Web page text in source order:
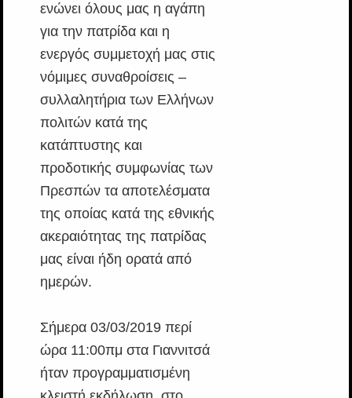
ενώνει όλους μας η αγάπη
για την πατρίδα και η
ενεργός συμμετοχή μας στις
νόμιμες συναθροίσεις –
συλλαλητήρια των Ελλήνων
πολιτών κατά της
κατάπτυστης και
προδοτικής συμφωνίας των
Πρεσπών τα αποτελέσματα
της οποίας κατά της εθνικής
ακεραιότητας της πατρίδας
μας είναι ήδη ορατά από
ημερών.
Σήμερα 03/03/2019 περί
ώρα 11:00πμ στα Γιαννιτσά
ήταν προγραμματισμένη